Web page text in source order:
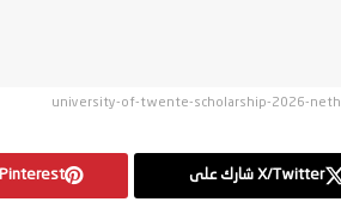
university-of-twente-scholarship-2026-
Pinterest شارك على X/Twitter شارك على